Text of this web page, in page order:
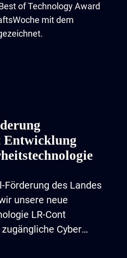
of Technology Award
mit dem
Entwicklung
Förderung des Landes
unsere neue
LR-Cont
Cyber